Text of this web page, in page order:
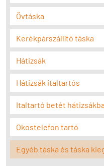
Övtáska
Kerékpárszállító táska
Hátizsák
Hátizsák italtartós
Italtartó betét hátizsákba
Okostelefon tartó
Egyéb táska és táska